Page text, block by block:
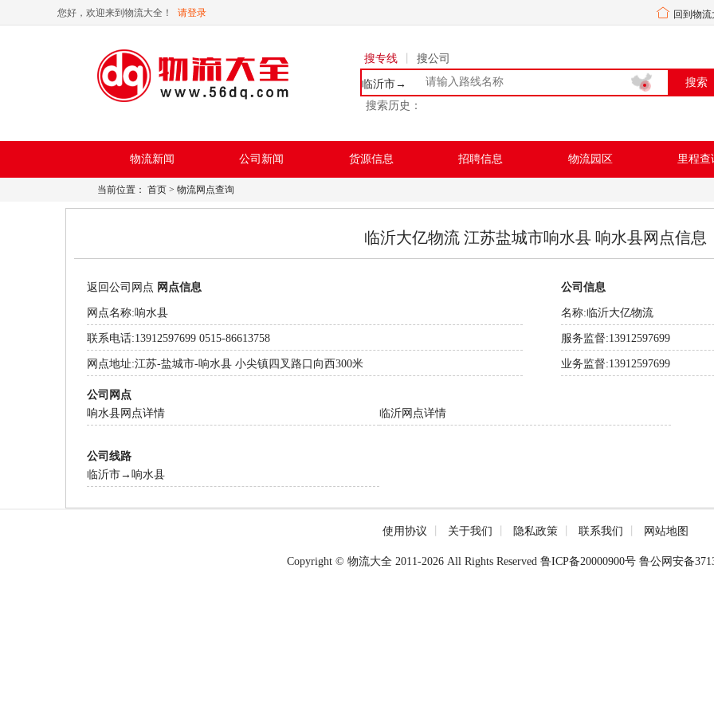
您好，欢迎来到物流大全！ 请登录 回到物
搜专线 搜公司
临沂市→
搜索历史：
物流新闻 公司新闻 货源信息 招聘信息 物流园区 里程查
当前位置： 首页 > 物流网点查询
临沂大亿物流 江苏盐城市响水县 响水县网点信息
返回公司网点 网点信息
网点名称:响水县
联系电话:13912597699 0515-86613758
网点地址:江苏-盐城市-响水县 小尖镇四叉路口向西300米
公司信息
名称:临沂大亿物流
服务监督:13912597699
业务监督:13912597699
公司网点
响水县网点详情
临沂网点详情
公司线路
临沂市→响水县
使用协议 关于我们 隐私政策 联系我们 网站地图
Copyright © 物流大全 2011-2026 All Rights Reserved 鲁ICP备20000900号 鲁公网安备